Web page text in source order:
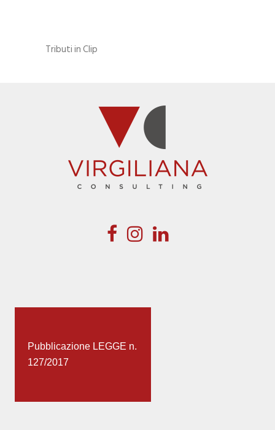
Tributi in Clip
Pubblicazione LEGGE n.
127/2017